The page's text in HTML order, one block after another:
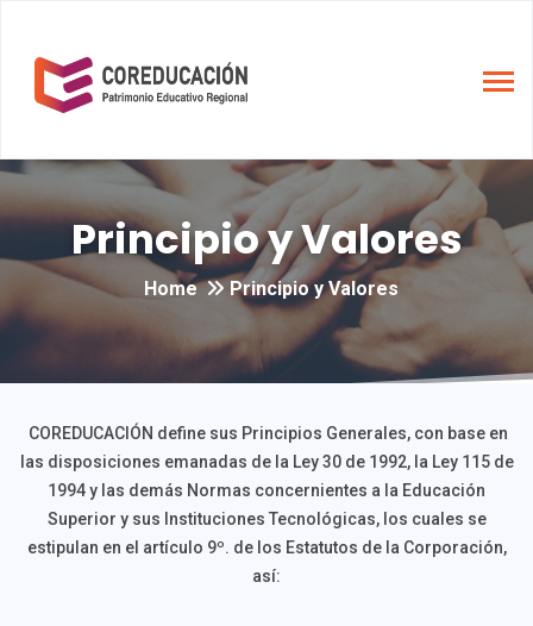
Principio y Valores
Home Principio y Valores
COREDUCACIÓN define sus Principios Generales, con base en
las disposiciones emanadas de la Ley 30 de 1992, la Ley 115 de
1994 y las demás Normas concernientes a la Educación
Superior y sus Instituciones Tecnológicas, los cuales se
estipulan en el artículo 9º. de los Estatutos de la Corporación,
así: